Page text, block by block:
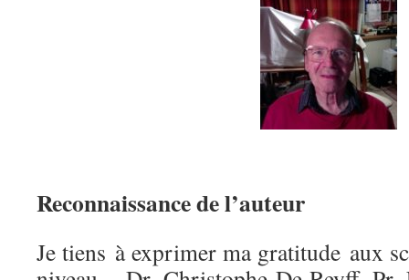
Reconnaissance de l’auteur
Je tiens à exprimer ma gratitude aux